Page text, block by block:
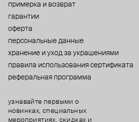
примерка и возврат
гарантии
оферта
персональные данные
хранение и уход за украшениями
правила использования сертификата
реферальная программа
узнавайте первыми о
новинках, специальных
мероприятиях, скидках и